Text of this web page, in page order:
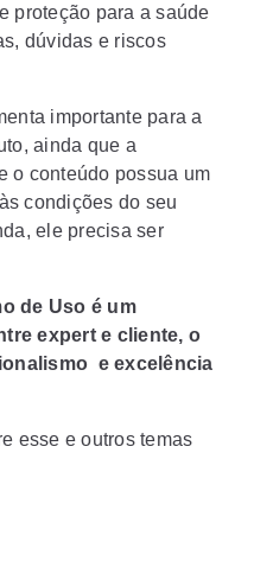
proteção para a saúde
dúvidas e riscos
importante para a
ainda que a
o conteúdo possua um
condições do seu
ele precisa ser
de Uso é um
expert e cliente, o
e excelência
esse e outros temas